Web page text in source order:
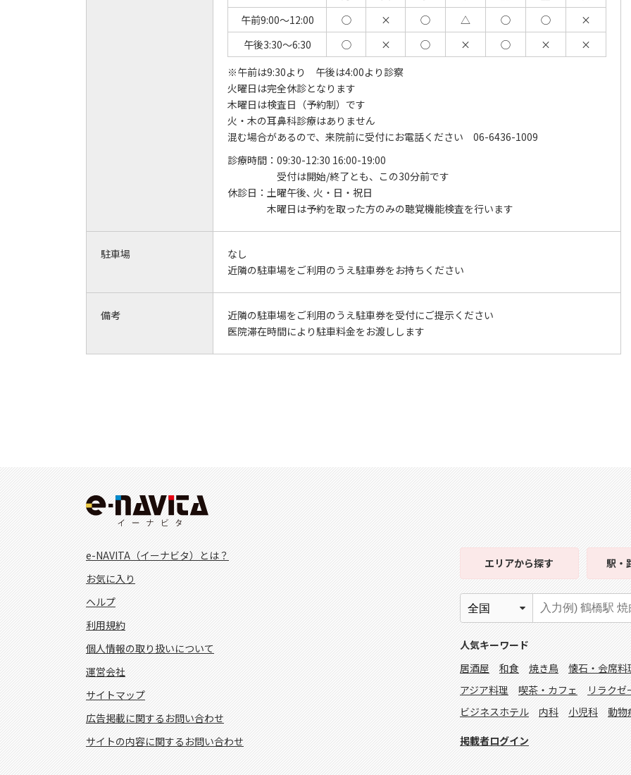
午前9:00～12:00
◯ × ◯ △ ◯ ◯
×
午後3:30～6:30
◯ × ◯ × ◯ ×
×
※午前は9:30より 午後は4:00より診察
火曜日は完全休診となります
木曜日は検査日（予約制）です
火・木の耳鼻科診療はありません
混む場合があるので、来院前に受付にお電話ください 06-6436-1009
診療時間： 09:30-12:30 16:00-19:00
受付は開始/終了とも、この30分前です
休診日： 土曜午後､ 火・日・祝日
木曜日は予約を取った方のみの聴覚機能検査を行います
駐車場
なし
近隣の駐車場をご利用のうえ駐車券をお持ちください
備考
近隣の駐車場をご利用のうえ駐車券を受付にご提示ください
医院滞在時間により駐車料金をお渡しします
e-NAVITA（イーナビタ）とは？
お気に入り
ヘルプ
利用規約
個人情報の取り扱いについて
運営会社
サイトマップ
広告掲載に関するお問い合わせ
サイトの内容に関するお問い合わせ
エリアから探す 駅・
人気キーワード
居酒屋
和食 焼き鳥 懐石・会席料
アジア料理
喫茶・カフェ リラクゼ
ビジネスホテル
内科 小児科 動物
掲載者ログイン